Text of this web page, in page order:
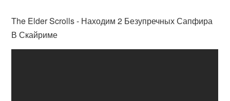
The Elder Scrolls - Находим 2 Безупречных Сапфира
В Скайриме